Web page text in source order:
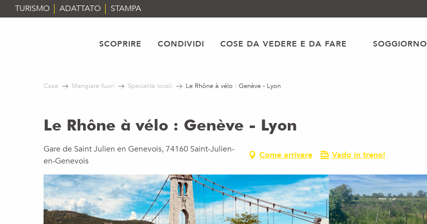
Aller
au
TURISMO ADATTATO STAMPA
SCOPRIRE CONDIVIDI COSE DA VEDERE E DA FARE SOGGIORNO
Casa Mangiare fuori Specialità locali Le Rhône à vélo : Genève - Lyon
Le Rhône à vélo : Genève - Lyon
Gare de Saint Julien en Genevois, 74160 Saint-Julien-
en-Genevois
Come arrivare Vado in treno!